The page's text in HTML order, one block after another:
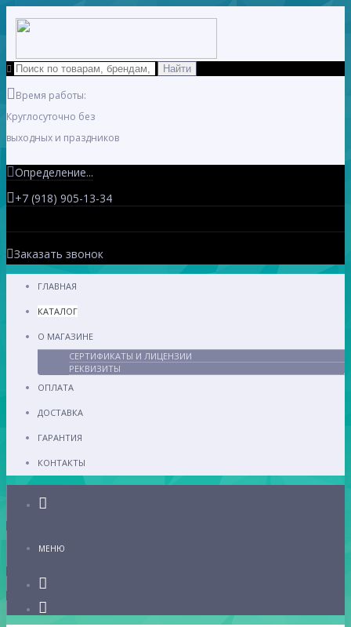
Время работы:
Круглосуточно без
выходных и праздников
Определение...
+7 (918) 905-13-34
Заказать звонок
ГЛАВНАЯ
КАТАЛОГ
О МАГАЗИНЕ
СЕРТИФИКАТЫ И ЛИЦЕНЗИИ
РЕКВИЗИТЫ
ОПЛАТА
ДОСТАВКА
ГАРАНТИЯ
КОНТАКТЫ
МЕНЮ